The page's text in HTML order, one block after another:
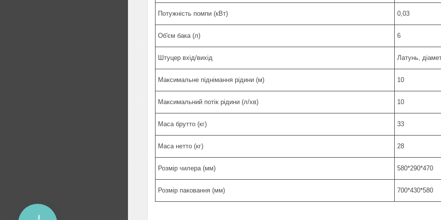
Потужність помпи (кВт) 0,03
Об'єм бака (л) 6
Штуцер вхід/вихід Латунь,
Максимальне піднімання рідини (м) 10
Максимальний потік рідини (л/хв) 10
Маса брутто (кг) 33
Маса нетто (кг) 28
Розмір чилера (мм) 580*290*470
Розмір паковання (мм) 700*430*580